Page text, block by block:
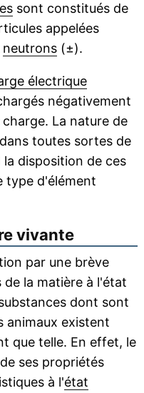
sont constitués de
appelées
neutrons(±).
électrique
négativement
La nature de
toutes sortes de
disposition de ces
type d'élément
vivante
par une brève
de la matière à l'état
dont sont
animaux existent
que telle. En effet, le
ses propriétés
à l'état